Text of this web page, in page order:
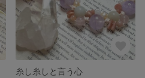
糸し糸しと言う心